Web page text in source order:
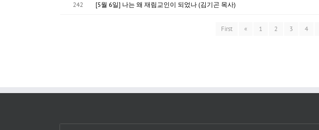
242 [5월 6일] 나는 왜 재림교인이 되었나 (김기곤 목사)
First « 1 2 3 4